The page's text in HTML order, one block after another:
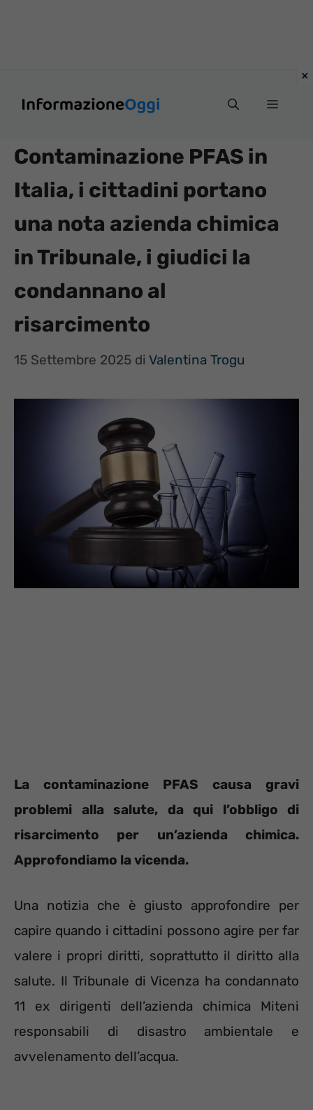
Menu
Contaminazione PFAS in
Italia, i cittadini portano
una nota azienda chimica
in Tribunale, i giudici la
condannano al
risarcimento
15 Settembre 2025 di Valentina Trogu
La contaminazione PFAS causa gravi
problemi alla salute, da qui l’obbligo di
risarcimento per un’azienda chimica.
Approfondiamo la vicenda.
Una notizia che è giusto approfondire per
capire quando i cittadini possono agire per far
valere i propri diritti, soprattutto il diritto alla
salute. Il Tribunale di Vicenza ha condannato
11 ex dirigenti dell’azienda chimica Miteni
responsabili di disastro ambientale e
avvelenamento dell’acqua.